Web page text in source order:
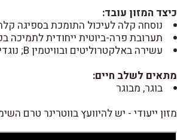
כיצד המזון עובד:
נוסחה קלה לעיכול התומכת בספיגה
תערובת פרה-ביוטית ייחודית לתמיכה
עשירה באלקטרוליטים ובוויטמין B; נוגדי חמצון מוכחים קלינית
מתאים לשלב חיים:
בוגר, מבוגר
מזון ייעודי - יש להיוועץ בווטרינר טרם